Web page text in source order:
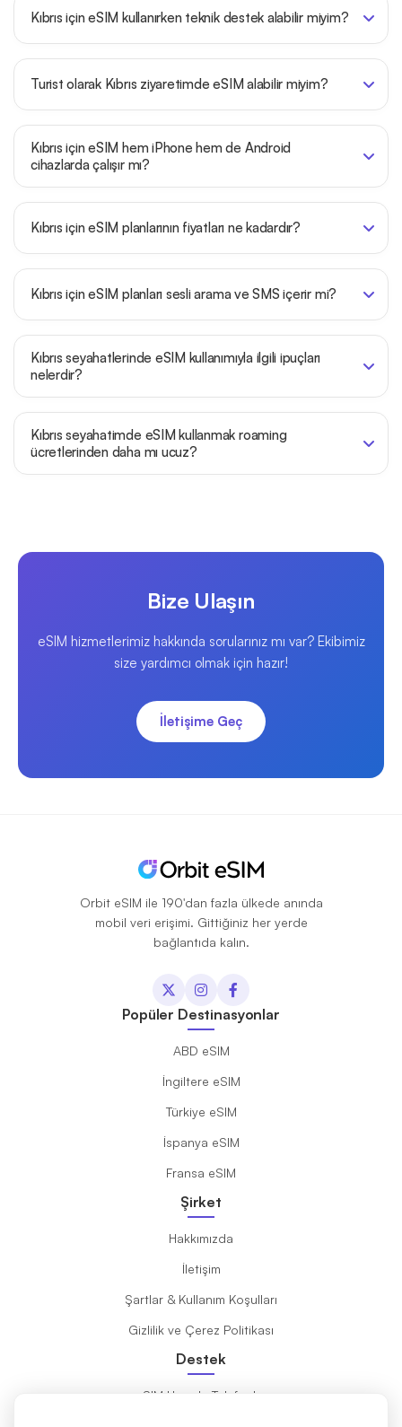
Kıbrıs için eSIM kullanırken teknik destek alabilir miyim?
Turist olarak Kıbrıs ziyaretimde eSIM alabilir miyim?
Kıbrıs için eSIM hem iPhone hem de Android
cihazlarda çalışır mı?
Kıbrıs için eSIM planlarının fiyatları ne kadardır?
Kıbrıs için eSIM planları sesli arama ve SMS içerir mi?
Kıbrıs seyahatlerinde eSIM kullanımıyla ilgili ipuçları
nelerdir?
Kıbrıs seyahatimde eSIM kullanmak roaming
ücretlerinden daha mı ucuz?
Bize Ulaşın
eSIM hizmetlerimiz hakkında sorularınız mı var? Ekibimiz
size yardımcı olmak için hazır!
İletişime Geç
Orbit eSIM ile 190'dan fazla ülkede anında
mobil veri erişimi. Gittiğiniz her yerde
bağlantıda kalın.
Popüler Destinasyonlar
ABD eSIM
İngiltere eSIM
Türkiye eSIM
İspanya eSIM
Fransa eSIM
Şirket
Hakkımızda
İletişim
Şartlar & Kullanım Koşulları
Gizlilik ve Çerez Politikası
Destek
eSIM Uyumlu Telefonlar